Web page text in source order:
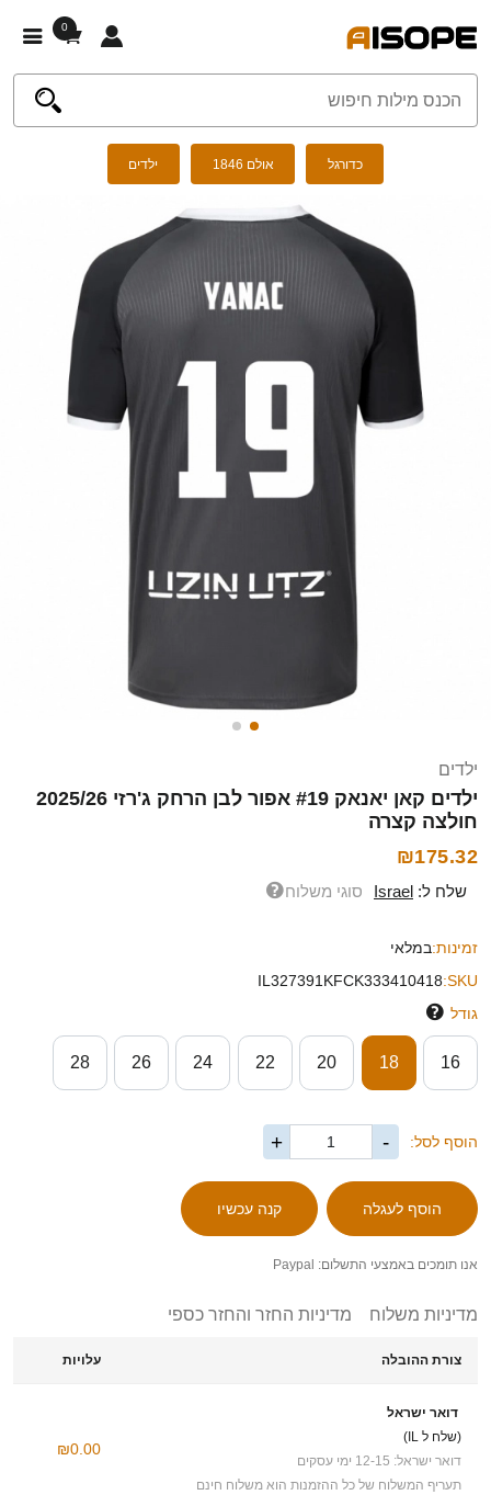
0
כדורגל אולם 1846 ילדים
ילדים
ילדים קאן יאנאק #19 אפור לבן הרחק ג'רזי 2025/26
חולצה קצרה
₪175.32
שלח ל: Israel סוגי משלוח
זמינות:במלאי
SKU:
IL327391KFCK333410418
גודל
16
18
20
22
24
26
28
הוסף לסל: -
+
אנו תומכים באמצעי התשלום: Paypal
מדיניות משלוח מדיניות החזר והחזר כספי
צורת ההובלה עלויות
דואר ישראל
(שלח ל IL)
דואר ישראל: 12-15 ימי עסקים
תעריף המשלוח של כל ההזמנות הוא משלוח חינם
₪0.00